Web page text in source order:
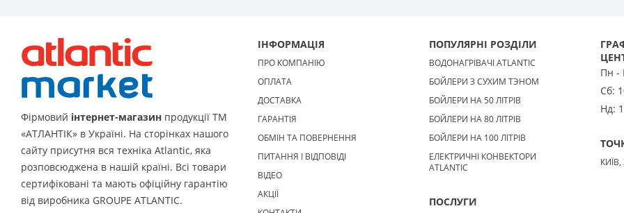
Фірмовий інтернет-магазин продукції ТМ
«АТЛАНТІК» в Україні. На сторінках нашого
сайту присутня вся техніка Atlantic, яка
розповсюджена в нашій країні. Всі товари
сертифіковані та мають офіційну гарантію
від виробника GROUPE ATLANTIC.
ІНФОРМАЦІЯ
ПРО КОМПАНІЮ
ОПЛАТА
ДОСТАВКА
ГАРАНТІЯ
ОБМІН ТА ПОВЕРНЕННЯ
ПИТАННЯ І ВІДПОВІДІ
ВІДЕО
АКЦІЇ
ПОПУЛЯРНІ РОЗДІЛИ
ВОДОНАГРІВАЧІ ATLANTIC
БОЙЛЕРИ З СУХИМ ТЭНОМ
БОЙЛЕРИ НА 50 ЛІТРІВ
БОЙЛЕРИ НА 80 ЛІТРІВ
БОЙЛЕРИ НА 100 ЛІТРІВ
ЕЛЕКТРИЧНІ КОНВЕКТОРИ
ATLANTIC
ПОСЛУГИ
Пн -
Сб:
Нд: